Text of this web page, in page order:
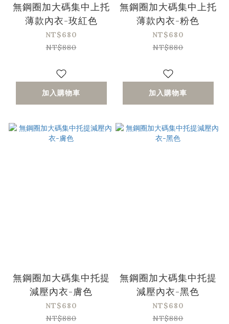
無鋼圈加大碼集中上托
薄款內衣-玫紅色
NT$680
NT$880
加入購物車
無鋼圈加大碼集中上托
薄款內衣-粉色
NT$680
NT$880
加入購物車
無鋼圈加大碼集中托提
減壓內衣-膚色
NT$680
NT$880
無鋼圈加大碼集中托提
減壓內衣-黑色
NT$680
NT$880